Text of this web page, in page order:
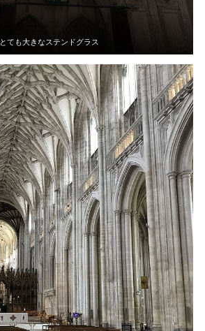
とても大きなステンドグラス